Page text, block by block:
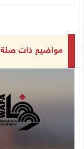
مواضيع ذات صلة